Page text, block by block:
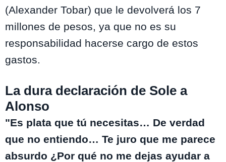
(Alexander Tobar) que le devolverá los 7
millones de pesos, ya que no es su
responsabilidad hacerse cargo de estos
gastos.
La dura declaración de Sole a
Alonso
"Es plata que tú necesitas… De verdad
que no entiendo… Te juro que me parece
absurdo ¿Por qué no me dejas ayudar a